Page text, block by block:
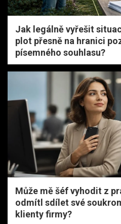
Jak legálně vyřešit
plot přesně na hranici
písemného souhlasu?
Může mě šéf vyhodit z
odmítl sdílet své
klienty firmy?